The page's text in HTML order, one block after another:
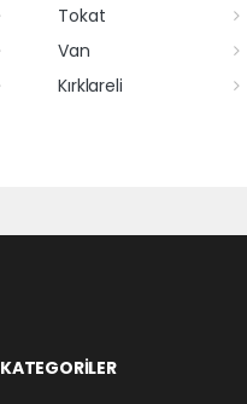
Tokat
Van
Kırklareli
KATEGORİLER